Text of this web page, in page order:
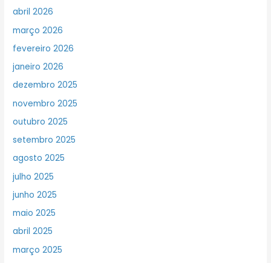
abril 2026
março 2026
fevereiro 2026
janeiro 2026
dezembro 2025
novembro 2025
outubro 2025
setembro 2025
agosto 2025
julho 2025
junho 2025
maio 2025
abril 2025
março 2025